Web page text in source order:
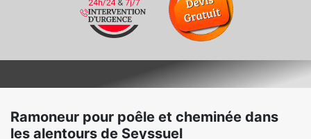
Ramoneur pour poêle et cheminée dans
les alentours de Seyssuel